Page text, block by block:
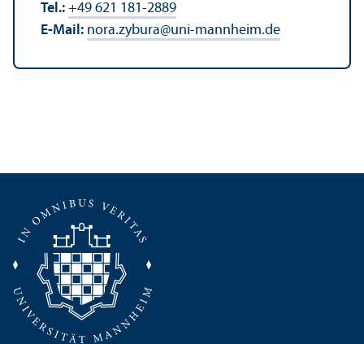
Tel.: +49 621 181-2889
E-Mail: nora.zybura@uni-mannheim.de